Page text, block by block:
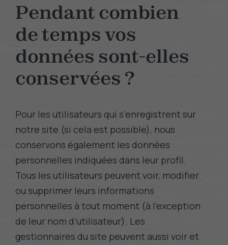
Pendant combien
de temps vos
données sont-elles
conservées ?
Pour les utilisateurs qui s’enregistrent sur
notre site (si cela est possible), nous
conservons également les données
personnelles indiquées dans leur profil.
Tous les utilisateurs peuvent voir, modifier
ou supprimer leurs informations
personnelles à tout moment (à l’exception
de leur nom d’utilisateur). Les
gestionnaires du site peuvent aussi voir et